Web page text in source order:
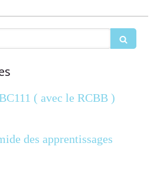
( avec le RCBB )
des apprentissages